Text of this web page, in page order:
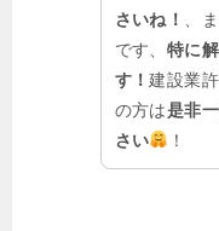
さいね！
、
です、 特に
す！建設業
の方は是非
さい
！